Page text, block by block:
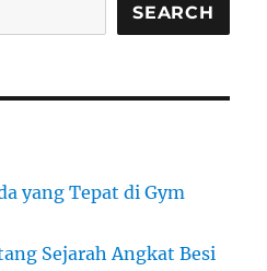
SEARCH
yang Tepat di Gym
Sejarah Angkat Besi